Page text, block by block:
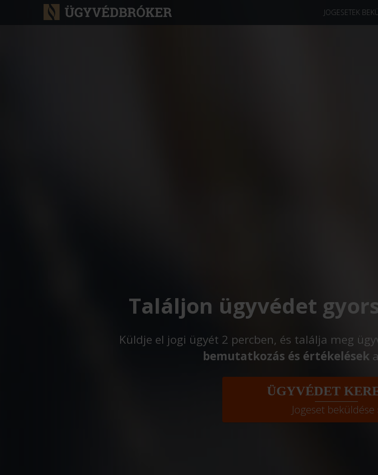
JOGESETEK
Találjon ügyvédet
Küldje el jogi ügyét 2 percben, és találja meg
bemutatkozás és értékelések
ÜGYVÉDET
Jogeset beküldése